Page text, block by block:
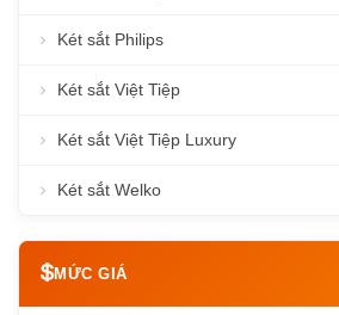
Két sắt Philips
Két sắt Việt Tiệp
Két sắt Việt Tiệp Luxury
Két sắt Welko
MỨC GIÁ